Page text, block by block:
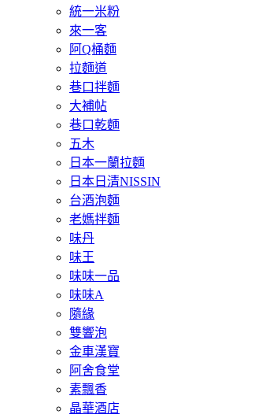
統一米粉
來一客
阿Q桶麵
拉麵道
巷口拌麵
大補帖
巷口乾麵
五木
日本一蘭拉麵
日本日清NISSIN
台酒泡麵
老媽拌麵
味丹
味王
味味一品
味味A
隨緣
雙響泡
金車漢寶
阿舍食堂
素飄香
晶華酒店